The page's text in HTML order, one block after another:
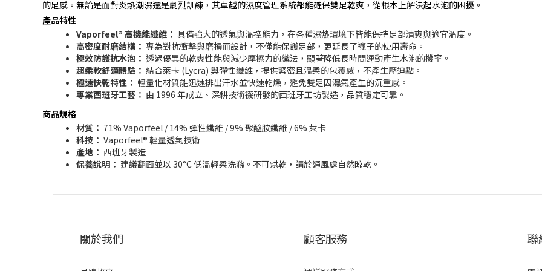
的足感。無論是面對炎熱潮濕還是劇烈訓練，其卓越的濕度管理系統都能確保雙足乾爽，從根本上解決起水泡的困擾。
產品特性
Vaporfeel® 高機能纖維： 具備強大的透氣與溫控能力，在各種濕熱環境下皆能保持足部清爽與適宜溫度。
高密度耐磨結構： 專為對抗衝擊與磨損而設計，不僅能保護足部，更延長了襪子的使用壽命。
極效防護抗水泡： 透過優異的乾爽性能與減少摩擦力的織法，顯著降低長時間運動產生水泡的機率。
超柔軟舒適體驗： 結合萊卡 (Lycra) 與彈性纖維，提供緊密且溫柔的包覆感，不產生壓迫點。
極速快乾特性： 輕量化材質能迅速排出汗水並快速乾燥，避免雙足因濕氣產生的沉重感。
專業西班牙工藝： 由 1996 年成立、深耕技術襪研發的西班牙工坊製造，品質穩定可靠。
商品規格
材質： 71% Vaporfeel / 14% 彈性纖維 / 9% 聚醯胺纖維 / 6% 萊卡
科技： Vaporfeel® 輕量透氣技術
產地： 西班牙製造
保養說明： 建議翻面並以 30°C 低溫輕柔洗滌。不可烘乾，請於通風處自然晾乾。
關於我們 顧客服務 聯